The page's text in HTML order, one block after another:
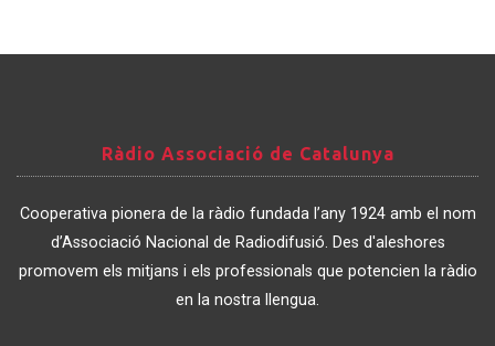
Associació
de
Catalunya
Ràdio Associació de Catalunya
Cooperativa pionera de la ràdio fundada l’any 1924 amb el nom
d’Associació Nacional de Radiodifusió. Des d'aleshores
promovem els mitjans i els professionals que potencien la ràdio
en la nostra llengua.